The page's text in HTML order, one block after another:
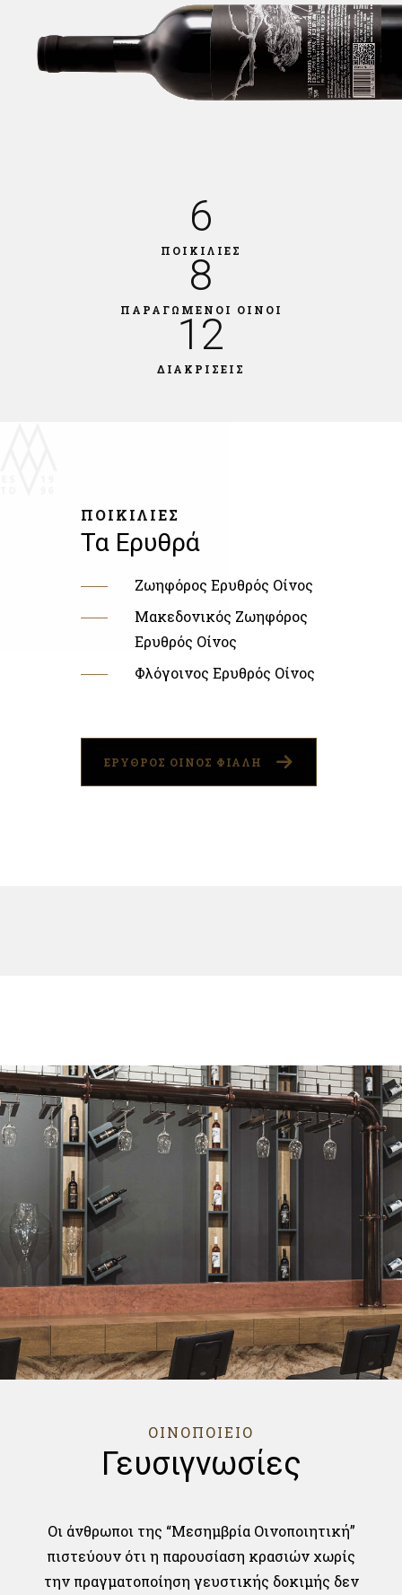
ΠΟΙΚΙΛΙΕΣ
Τα Ερυθρά
Ζωηφόρος Ερυθρός Οίνος
Μακεδονικός Ζωηφόρος
Ερυθρός Οίνος
Φλόγοινος Ερυθρός Οίνος
ΕΡΥΘΡΟΣ ΟΙΝΟΣ ΦΙΑΛΗ
6
ΠΟΙΚΙΛΙΕΣ
8
ΠΑΡΑΓΩΜΕΝΟΙ ΟΙΝΟΙ
12
ΔΙΑΚΡΙΣΕΙΣ
ΟΙΝΟΠΟΙΕΙΟ
Γευσιγνωσίες
Οι άνθρωποι της “Μεσημβρία Οινοποιητική”
πιστεύουν ότι η παρουσίαση κρασιών χωρίς
την πραγματοποίηση γευστικής δοκιμής δεν